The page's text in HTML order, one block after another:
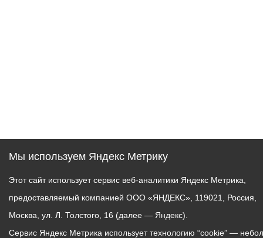
Мы используем Яндекс Метрику
Этот сайт использует сервис веб-аналитики Яндекс Метрика,
предоставляемый компанией ООО «ЯНДЕКС», 119021, Россия,
Москва, ул. Л. Толстого, 16 (далее — Яндекс).
Сервис Яндекс Метрика использует технологию “cookie” —